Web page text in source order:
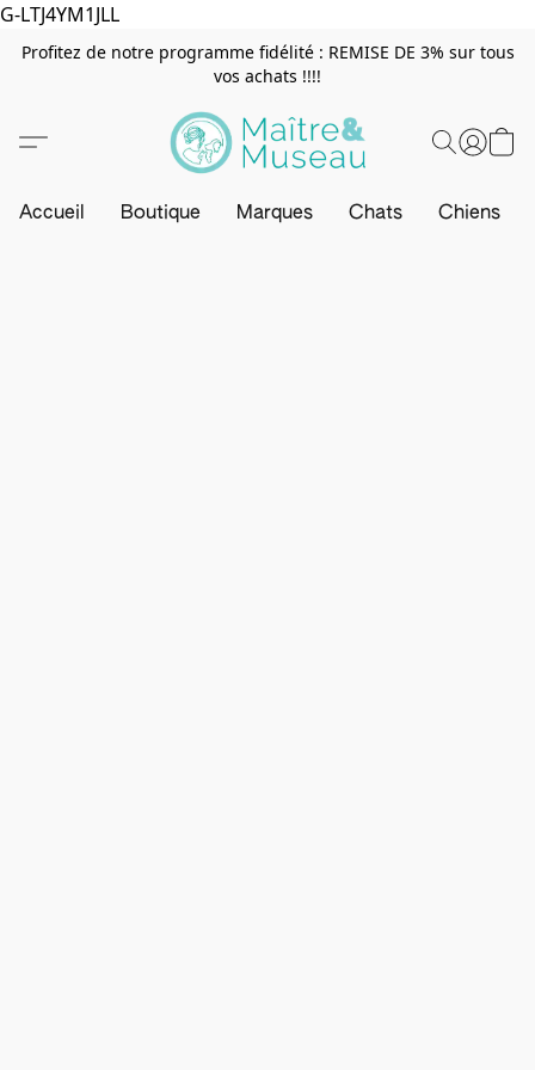
G-LTJ4YM1JLL
Profitez de notre programme fidélité : REMISE DE 3% sur tous
vos achats !!!!
Accueil Boutique Marques Chats Chiens